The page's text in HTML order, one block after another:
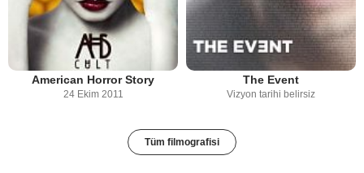
American Horror Story
24 Ekim 2011
The Event
Vizyon tarihi belirsiz
Tüm filmografisi